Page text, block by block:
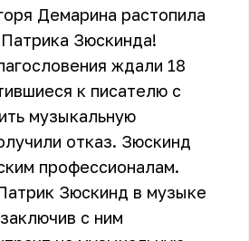
Демарина растопила
Зюскинда!
ждали 18
к писателю с
музыкальную
отказ. Зюскинд
профессионалам.
Зюскинд в музыке
с ним